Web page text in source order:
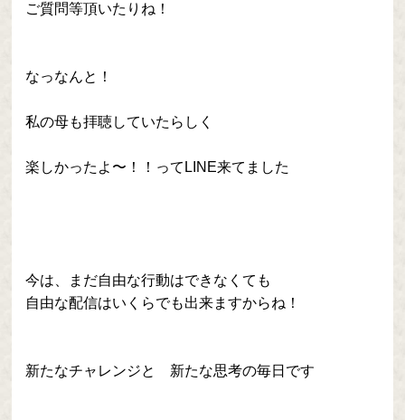
ご質問等頂いたりね！
なっなんと！
私の母も拝聴していたらしく
楽しかったよ〜！！ってLINE来てました
今は、まだ自由な行動はできなくても
自由な配信はいくらでも出来ますからね！
新たなチャレンジと 新たな思考の毎日です